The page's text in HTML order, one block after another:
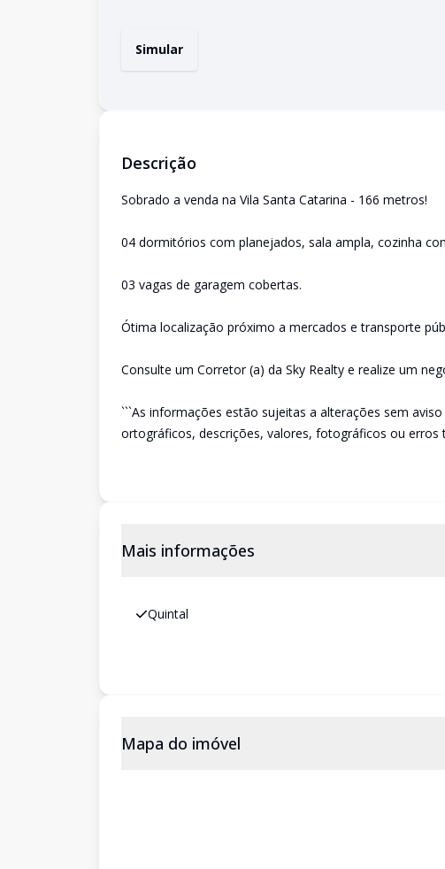
Simular
Descrição
Sobrado a venda na Vila Santa Catarina - 166 metros!
04 dormitórios com planejados, sala ampla, cozinha
03 vagas de garagem cobertas.
Ótima localização próximo a mercados e transporte
Consulte um Corretor (a) da Sky Realty e realize um
```As informações estão sujeitas a alterações sem
ortográficos, descrições, valores, fotográficos ou erros
Mais informações
Quintal
Mapa do imóvel